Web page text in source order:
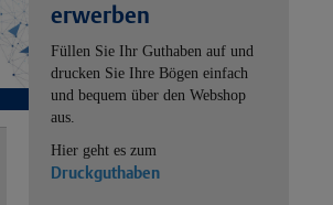
erwerben
Füllen Sie Ihr Guthaben auf und
drucken Sie Ihre Bögen einfach
und bequem über den Webshop
aus.
Hier geht es zum
Druckguthaben